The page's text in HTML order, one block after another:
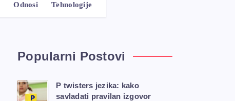
Odnosi Tehnologije
Popularni Postovi
P twisters jezika: kako
savladati pravilan izgovor